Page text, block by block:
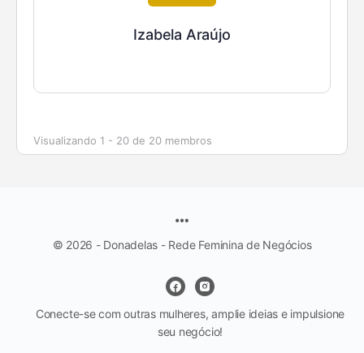
Izabela Araújo
Visualizando 1 - 20 de 20 membros
© 2026 - Donadelas - Rede Feminina de Negócios
Conecte-se com outras mulheres, amplie ideias e impulsione
seu negócio!